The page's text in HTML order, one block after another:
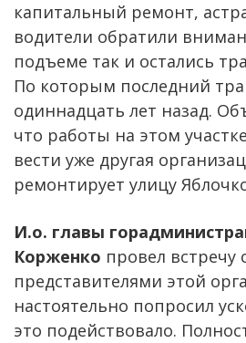
капитальный ремонт,
водители обратили
подъеме так и остались
По которым последний
одиннадцать лет назад.
что работы на этом
вести уже другая
ремонтирует улицу
И.о. главы
Корженко провел встречу
представителями этой
настоятельно попросил
это подействовало.